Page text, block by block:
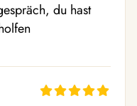
du hast